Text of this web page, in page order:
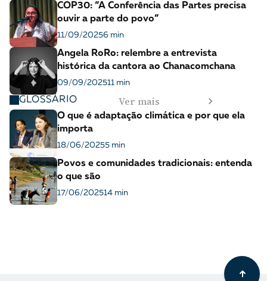
COP30: “A Conferência das Partes precisa
ouvir a parte do povo”
11/09/20256 min
Angela RoRo: relembre a entrevista
histórica da cantora ao Chanacomchana
09/09/202511 min
GLOSSÁRIO Ver mais
O que é adaptação climática e por que ela
importa
18/06/20255 min
Povos e comunidades tradicionais: entenda
o que são
17/06/202514 min